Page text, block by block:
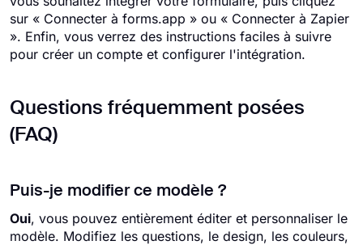
sur « Connecter à forms.app » ou « Connecter à Zapier
». Enfin, vous verrez des instructions faciles à suivre
pour créer un compte et configurer l'intégration.
Questions fréquemment posées
(FAQ)
Puis-je modifier ce modèle ?
Oui, vous pouvez entièrement éditer et personnaliser le
modèle. Modifiez les questions, le design, les couleurs,